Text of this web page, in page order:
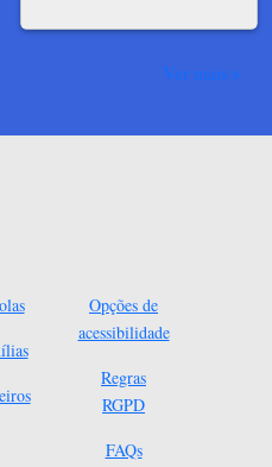
Ver mais
Opções de
acessibilidade
Regras
RGPD
FAQs